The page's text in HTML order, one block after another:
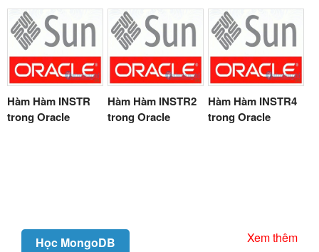
Hàm Hàm INSTR
trong Oracle
Hàm Hàm INSTR2
trong Oracle
Hàm Hàm INSTR4
trong Oracle
Học MongoDB Xem thêm